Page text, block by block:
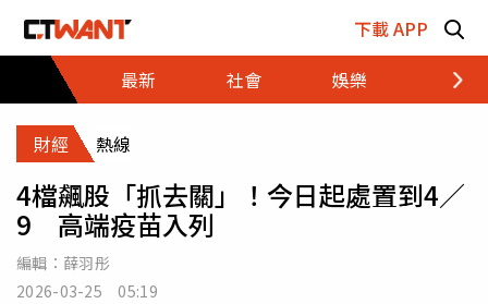
下載 APP
最新
社會 娛樂 財經
財經 熱線
4檔飆股「抓去關」！今日起處置到4／
9 高端疫苗入列
編輯： 薛羽彤
2026-03-25 05:19